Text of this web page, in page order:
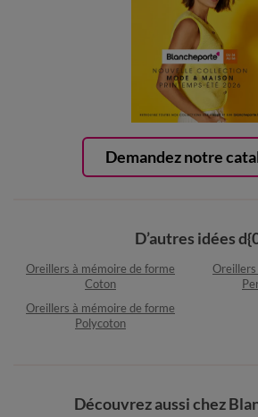
Demandez notre
D’autres idées
Oreillers à mémoire de forme
Coton
Oreillers à mémoire de forme
Polycoton
Découvrez aussi chez